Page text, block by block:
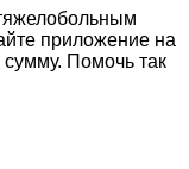
приложение на
Помочь так